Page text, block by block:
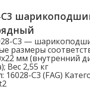
C3
C3 —
размеры
мм (внутренний
Вес 2,55 кг
16028-C3 (FAG)